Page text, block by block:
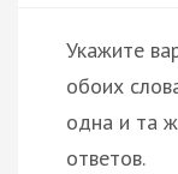
Укажите
обоих
одна и та
ответов.